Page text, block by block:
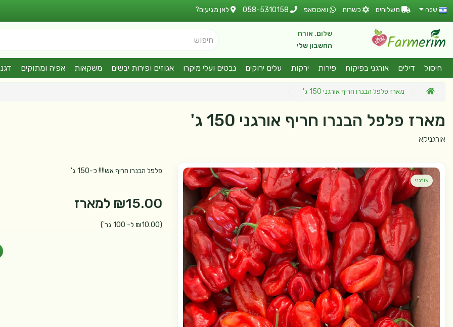
שפה משלוחים כשרות וואטסאפ 058-5310158 לאן מגיעים?
שלום, אורח
החשבון שלי
חיפוש
חיסול דילים אורגני בפיקוח פירות ירקות עלים ירוקים נבטים ועלי מיקרו אגוזים ופירות יבשים משקאות אפיה ומתוקים
מארז פלפל הבנרו חריף אורגני 150 ג'
מארז פלפל הבנרו חריף אורגני 150 ג'
אורגניקא
אורגני
פלפל הבנרו חריף אש!!!! כ-150 ג'
₪15.00 למארז
(₪10.00 ל- 100 גר')